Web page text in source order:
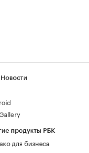
продукты РБК
для бизнеса